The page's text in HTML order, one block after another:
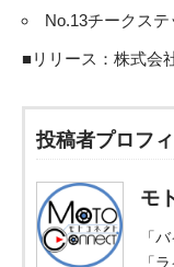
No.13チークステ
■リリース： 株式会
投稿者プロフ
モ
「
「